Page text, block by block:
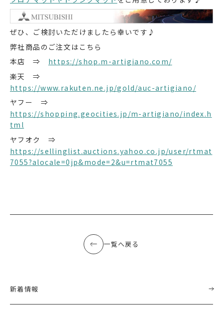
ぜひ、ご検討いただけましたら幸いです♪
弊社商品のご注文はこちら
本店 ⇒ https://shop.m-artigiano.com/
楽天 ⇒
https://www.rakuten.ne.jp/gold/auc-artigiano/
ヤフー ⇒
https://shopping.geocities.jp/m-artigiano/index.h
tml
ヤフオク ⇒
https://sellinglist.auctions.yahoo.co.jp/user/rtmat
7055?alocale=0jp&mode=2&u=rtmat7055
一覧へ戻る
新着情報